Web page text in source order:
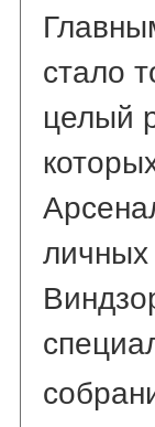
стало
целый